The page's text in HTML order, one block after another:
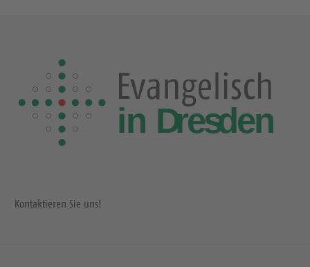
Kontaktieren Sie uns!